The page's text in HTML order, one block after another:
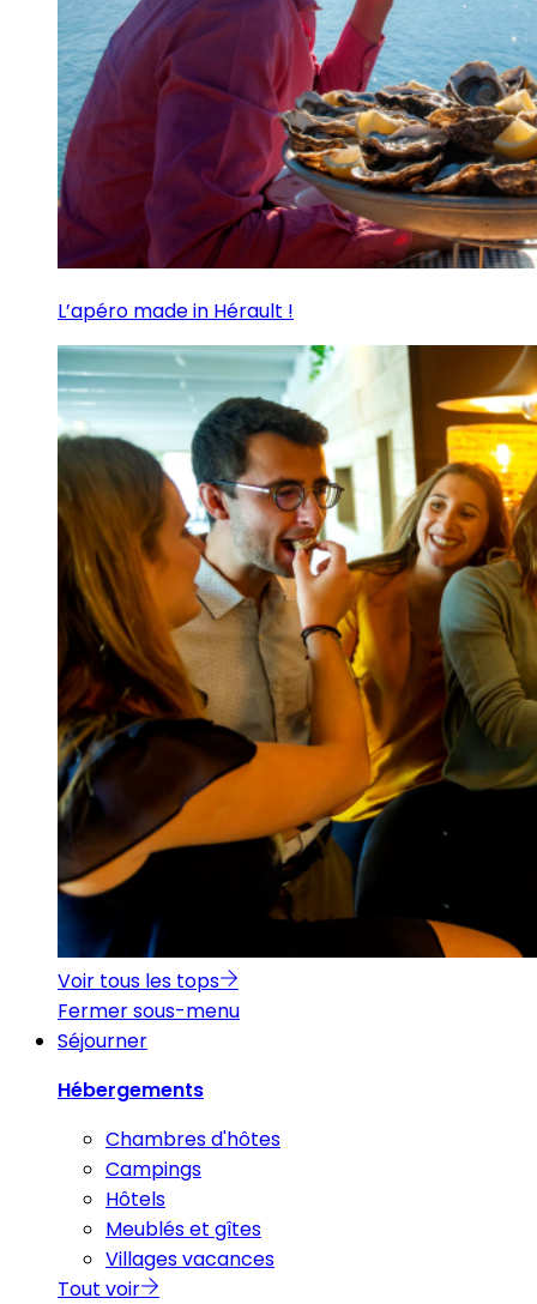
L’apéro made in Hérault !
Voir tous les tops
Fermer sous-menu
Séjourner
Hébergements
Chambres d'hôtes
Campings
Hôtels
Meublés et gîtes
Villages vacances
Tout voir